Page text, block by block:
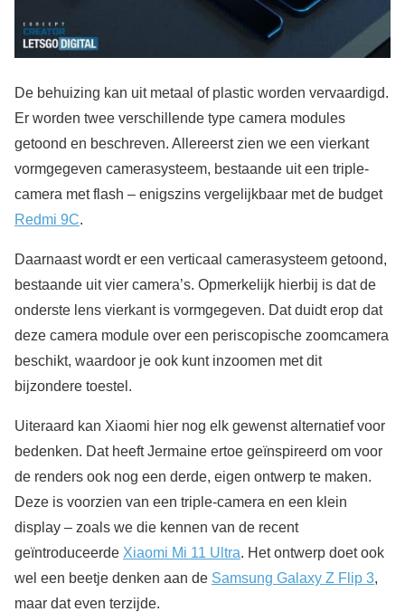
De behuizing kan uit metaal of plastic worden vervaardigd.
Er worden twee verschillende type camera modules
getoond en beschreven. Allereerst zien we een vierkant
vormgegeven camerasysteem, bestaande uit een triple-
camera met flash – enigszins vergelijkbaar met de budget
Redmi 9C.
Daarnaast wordt er een verticaal camerasysteem getoond,
bestaande uit vier camera’s. Opmerkelijk hierbij is dat de
onderste lens vierkant is vormgegeven. Dat duidt erop dat
deze camera module over een periscopische zoomcamera
beschikt, waardoor je ook kunt inzoomen met dit
bijzondere toestel.
Uiteraard kan Xiaomi hier nog elk gewenst alternatief voor
bedenken. Dat heeft Jermaine ertoe geïnspireerd om voor
de renders ook nog een derde, eigen ontwerp te maken.
Deze is voorzien van een triple-camera en een klein
display – zoals we die kennen van de recent
geïntroduceerde Xiaomi Mi 11 Ultra. Het ontwerp doet ook
wel een beetje denken aan de Samsung Galaxy Z Flip 3,
maar dat even terzijde.